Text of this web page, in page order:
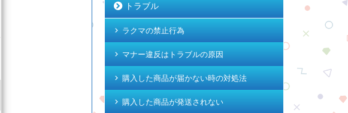
トラブル
ラクマの禁止行為
マナー違反はトラブルの原因
購入した商品が届かない時の対処法
購入した商品が発送されない